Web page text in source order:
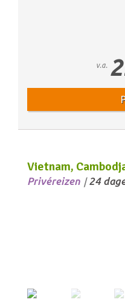
v.a.
Vietnam,
Privéreizen /24